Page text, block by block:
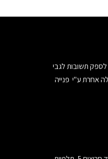
לספק תשובות לגבי
אחרת ע"י פנייה